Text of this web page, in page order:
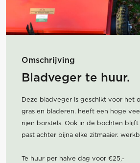
Omschrijving
Bladveger te huur.
Deze bladveger is geschikt voor het
gras en bladeren. heeft een hoge
rijen borstels. Ook in de bochten
past achter bijna elke zitmaaier.
Te huur per halve dag voor €25,-